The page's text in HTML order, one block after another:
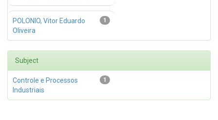
1
POLONIO, Vitor Eduardo
Oliveira
Subject
1
Controle e Processos
Industriais